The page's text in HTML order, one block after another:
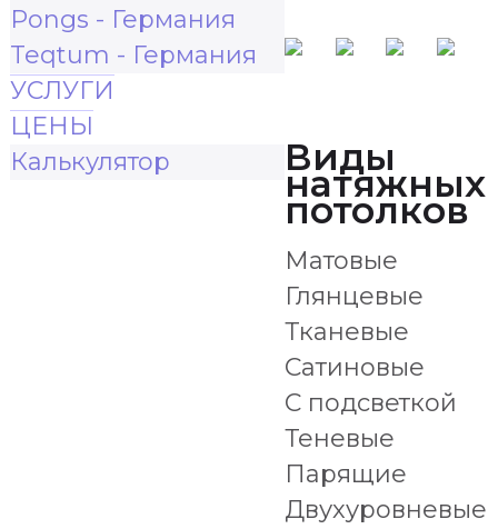
Pongs - Германия
Teqtum - Германия
УСЛУГИ
ЦЕНЫ
Калькулятор
Виды
натяжных
потолков
Матовые
Глянцевые
Тканевые
Сатиновые
С подсветкой
Теневые
Парящие
Двухуровневые